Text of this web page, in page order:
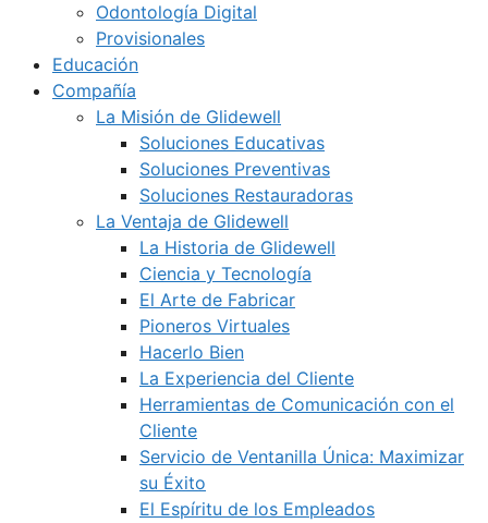
Odontología Digital
Provisionales
Educación
Compañía
La Misión de Glidewell
Soluciones Educativas
Soluciones Preventivas
Soluciones Restauradoras
La Ventaja de Glidewell
La Historia de Glidewell
Ciencia y Tecnología
El Arte de Fabricar
Pioneros Virtuales
Hacerlo Bien
La Experiencia del Cliente
Herramientas de Comunicación con el
Cliente
Servicio de Ventanilla Única: Maximizar
su Éxito
El Espíritu de los Empleados